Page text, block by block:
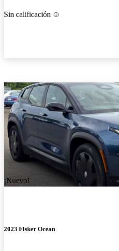
Sin calificación
¡Nuevo!
2023 Fisker Ocean